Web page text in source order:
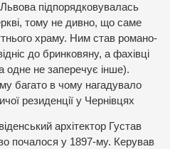
підпорядковувалась
тому не дивно, що саме
храму. Ним став романо-
до бринковяну, а фахівці
одне не заперечує інше).
багато в чому нагадувало
резиденції у Чернівцях
архітектор Густав
почалося у 1897-му. Керував